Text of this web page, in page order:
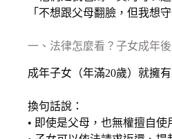
「不想跟父母翻臉，但我想
一、法律怎麼看？子女成年
成年子女（年滿20歲）就擁
換句話說：
• 即使是父母，也無權擅自